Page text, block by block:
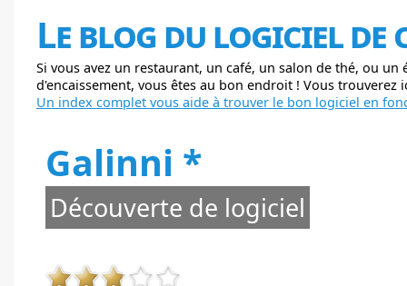
Le blog du logiciel de
Si vous avez un restaurant, un café, un salon de thé, ou
d'encaissement, vous êtes au bon endroit ! Vous
Un index complet vous aide à trouver le bon logiciel en
Galinni *
Découverte de logiciel